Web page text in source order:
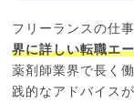
フリーランスの仕
界に詳しい転職エ
薬剤師業界で長く
践的なアドバイス